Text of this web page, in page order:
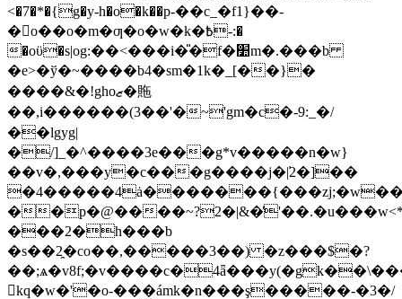
<�7�*�{g�y-h�o�k��р-��c_�f1}��-
�o��o�m�ƣ�o�w�k�߿-:�
�oϋ�s|og:��<���i�̎�f�׺m�.���b
�e>�ў�~����b4�sm�1k�_[��}�
����&�!ghoޒ�䝯
��,i������(3��'�~'gm�c�-9:_�/
��lgyg|
�/]_�^����3e���g*v�����n�w}
��v�,���y�c���g����j�|̕2�]��
��p�@��
���2�h���b
�s��2̯�co��,�����3��) �z���$�?
𩎿kq�w�'�o-���ámk�n���ş�����-�3�/